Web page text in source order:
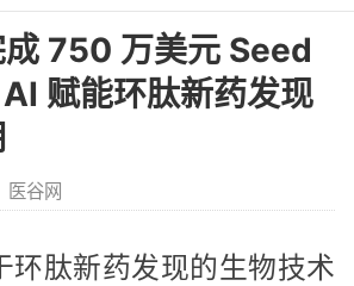
750 万美元 Seed
赋能环肽新药发现
医谷网
环肽新药发现的生物技术